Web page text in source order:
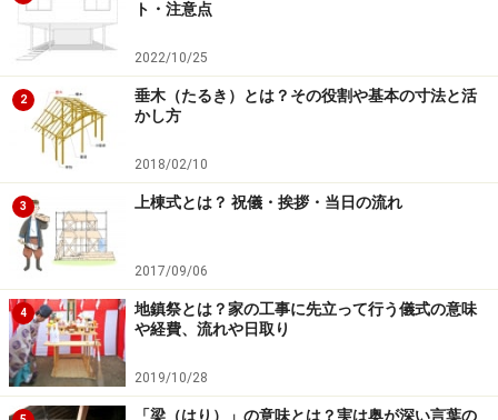
ト・注意点
2022/10/25
2
垂木（たるき）とは？その役割や基本の寸法と活
かし方
2018/02/10
3 上棟式とは？ 祝儀・挨拶・当日の流れ
2017/09/06
4
地鎮祭とは？家の工事に先立って行う儀式の意味
や経費、流れや日取り
2019/10/28
「梁（はり）」の意味とは？実は奥が深い言葉の